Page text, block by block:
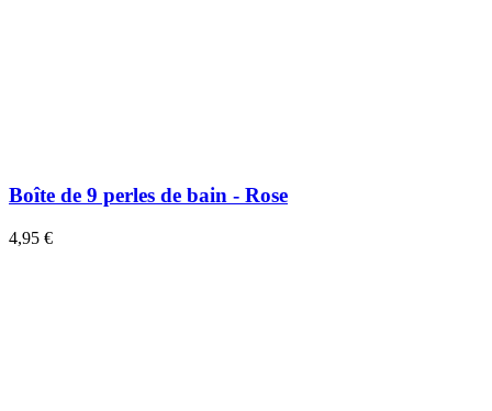
Boîte de 9 perles de bain - Rose
4,95 €